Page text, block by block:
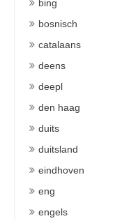
bing
bosnisch
catalaans
deens
deepl
den haag
duits
duitsland
eindhoven
eng
engels